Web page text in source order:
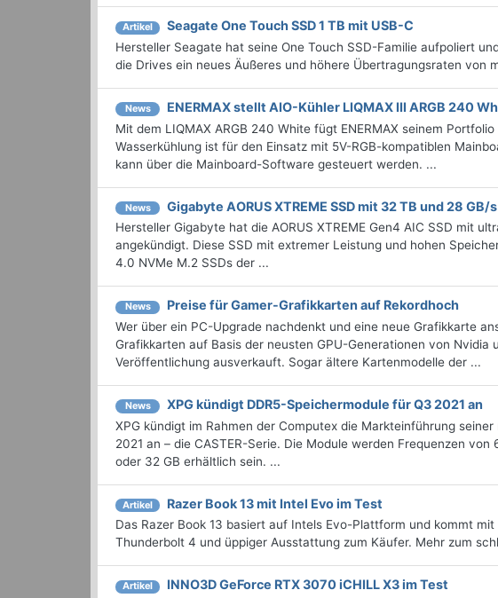
Artikel Seagate One Touch SSD 1 TB mit USB-C
Hersteller Seagate hat seine One Touch SSD-Familie aufpoliert
die Drives ein neues Äußeres und höhere Übertragungsraten von
News ENERMAX stellt AIO-Kühler LIQMAX III ARGB 240
Mit dem LIQMAX ARGB 240 White fügt ENERMAX seinem
Wasserkühlung ist für den Einsatz mit 5V-RGB-kompatiblen
kann über die Mainboard-Software gesteuert werden. ...
News Gigabyte AORUS XTREME SSD mit 32 TB und 28 GB/s
Hersteller Gigabyte hat die AORUS XTREME Gen4 AIC SSD mit
angekündigt. Diese SSD mit extremer Leistung und hohen
4.0 NVMe M.2 SSDs der ...
News Preise für Gamer-Grafikkarten auf Rekordhoch
Wer über ein PC-Upgrade nachdenkt und eine neue Grafikkarte
Grafikkarten auf Basis der neusten GPU-Generationen von
Veröffentlichung ausverkauft. Sogar ältere Kartenmodelle der ...
News XPG kündigt DDR5-Speichermodule für Q3 2021 an
XPG kündigt im Rahmen der Computex die Markteinführung
2021 an – die CASTER-Serie. Die Module werden Frequenzen
oder 32 GB erhältlich sein. ...
Artikel Razer Book 13 mit Intel Evo im Test
Das Razer Book 13 basiert auf Intels Evo-Plattform und kommt
Thunderbolt 4 und üppiger Ausstattung zum Käufer. Mehr zum
Artikel INNO3D GeForce RTX 3070 iCHILL X3 im Test